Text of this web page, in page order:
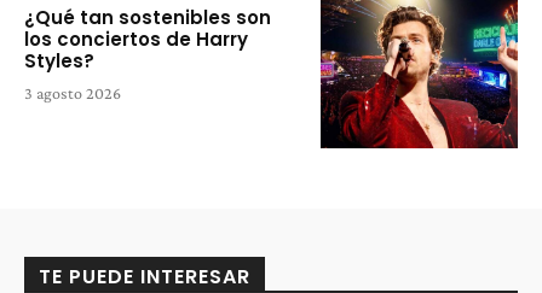
¿Qué tan sostenibles son
los conciertos de Harry
Styles?
3 agosto 2026
TE PUEDE INTERESAR